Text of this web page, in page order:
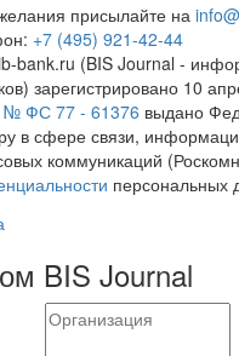
присылайте на
+7 (495) 921-42-44
bank.ru (BIS Journal -
зарегистрировано 10
№ ФС 77 - 61376 выдано
в сфере связи,
коммуникаций
персональных
BIS Journal